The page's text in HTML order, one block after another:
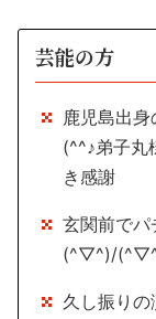
芸能の方
鹿児島出
(^^♪弟子丸
き感謝
玄関前でパ
(^▽^)/
久し振り